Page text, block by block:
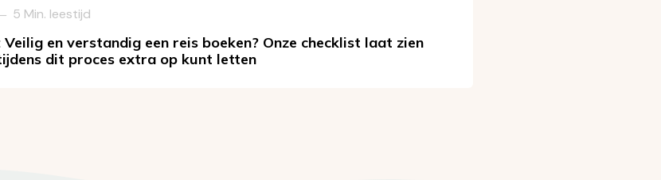
5 Min. leestijd
Veilig en verstandig een reis boeken? Onze checklist laat zien
dit proces extra op kunt letten